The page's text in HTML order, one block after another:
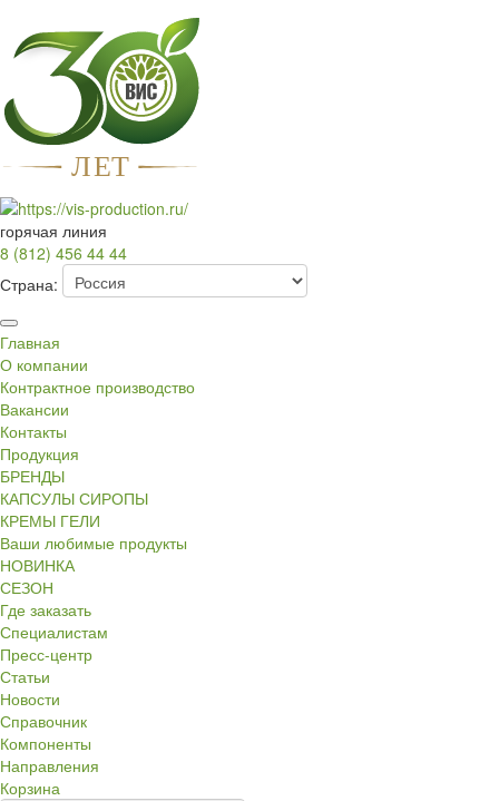
ЛЕТ
горячая линия
8 (812) 456 44 44
Страна:
Главная
О компании
Контрактное производство
Вакансии
Контакты
Продукция
БРЕНДЫ
КАПСУЛЫ СИРОПЫ
КРЕМЫ ГЕЛИ
Ваши любимые продукты
НОВИНКА
СЕЗОН
Где заказать
Специалистам
Пресс-центр
Статьи
Новости
Справочник
Компоненты
Направления
Корзина